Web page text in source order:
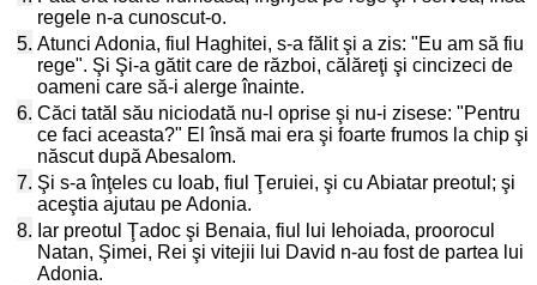
regele n-a cunoscut-o.
5. Atunci Adonia, fiul Haghitei, s-a fălit şi a zis: "Eu am să fiu
rege". Şi Şi-a gătit care de război, călăreţi şi cincizeci de
oameni care să-i alerge înainte.
6. Căci tatăl său niciodată nu-l oprise şi nu-i zisese: "Pentru
ce faci aceasta?" El însă mai era şi foarte frumos la chip şi
născut după Abesalom.
7. Şi s-a înţeles cu Ioab, fiul Ţeruiei, şi cu Abiatar preotul; şi
aceştia ajutau pe Adonia.
8. Iar preotul Ţadoc şi Benaia, fiul lui Iehoiada, proorocul
Natan, Şimei, Rei şi vitejii lui David n-au fost de partea lui
Adonia.